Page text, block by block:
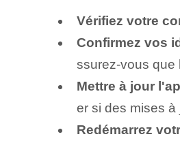
Vérifiez votre
Confirmez vos
ssurez-vous que
Mettre à jour
er si des mises
Redémarrez